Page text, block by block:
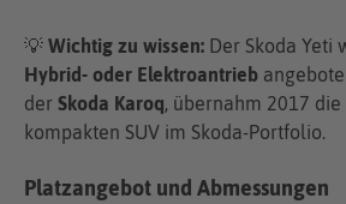
💡 Wichtig zu wissen: Der Skoda Yeti
Hybrid- oder Elektroantrieb
der Skoda Karoq, übernahm 2017 die
kompakten SUV im Skoda-Portfolio.
Platzangebot und Abmessungen